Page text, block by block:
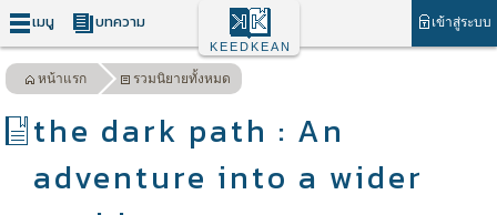
เมนู บทความ เข้าสู่ระบบ
KEEDKEAN
หน้าแรก รวมนิยายทั้งหมด
the dark path : An
adventure into a wider